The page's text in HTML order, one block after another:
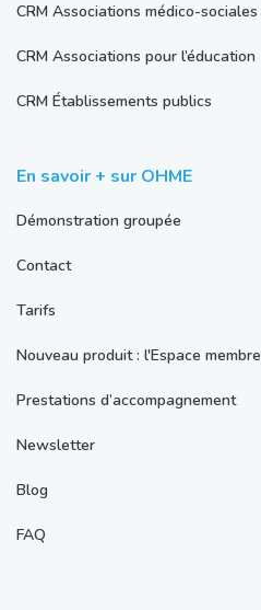
CRM Associations médico-sociales
CRM Associations pour l’éducation
CRM Établissements publics
En savoir + sur OHME
Démonstration groupée
Contact
Tarifs
Nouveau produit : l'Espace membre
Prestations d’accompagnement
Newsletter
Blog
FAQ